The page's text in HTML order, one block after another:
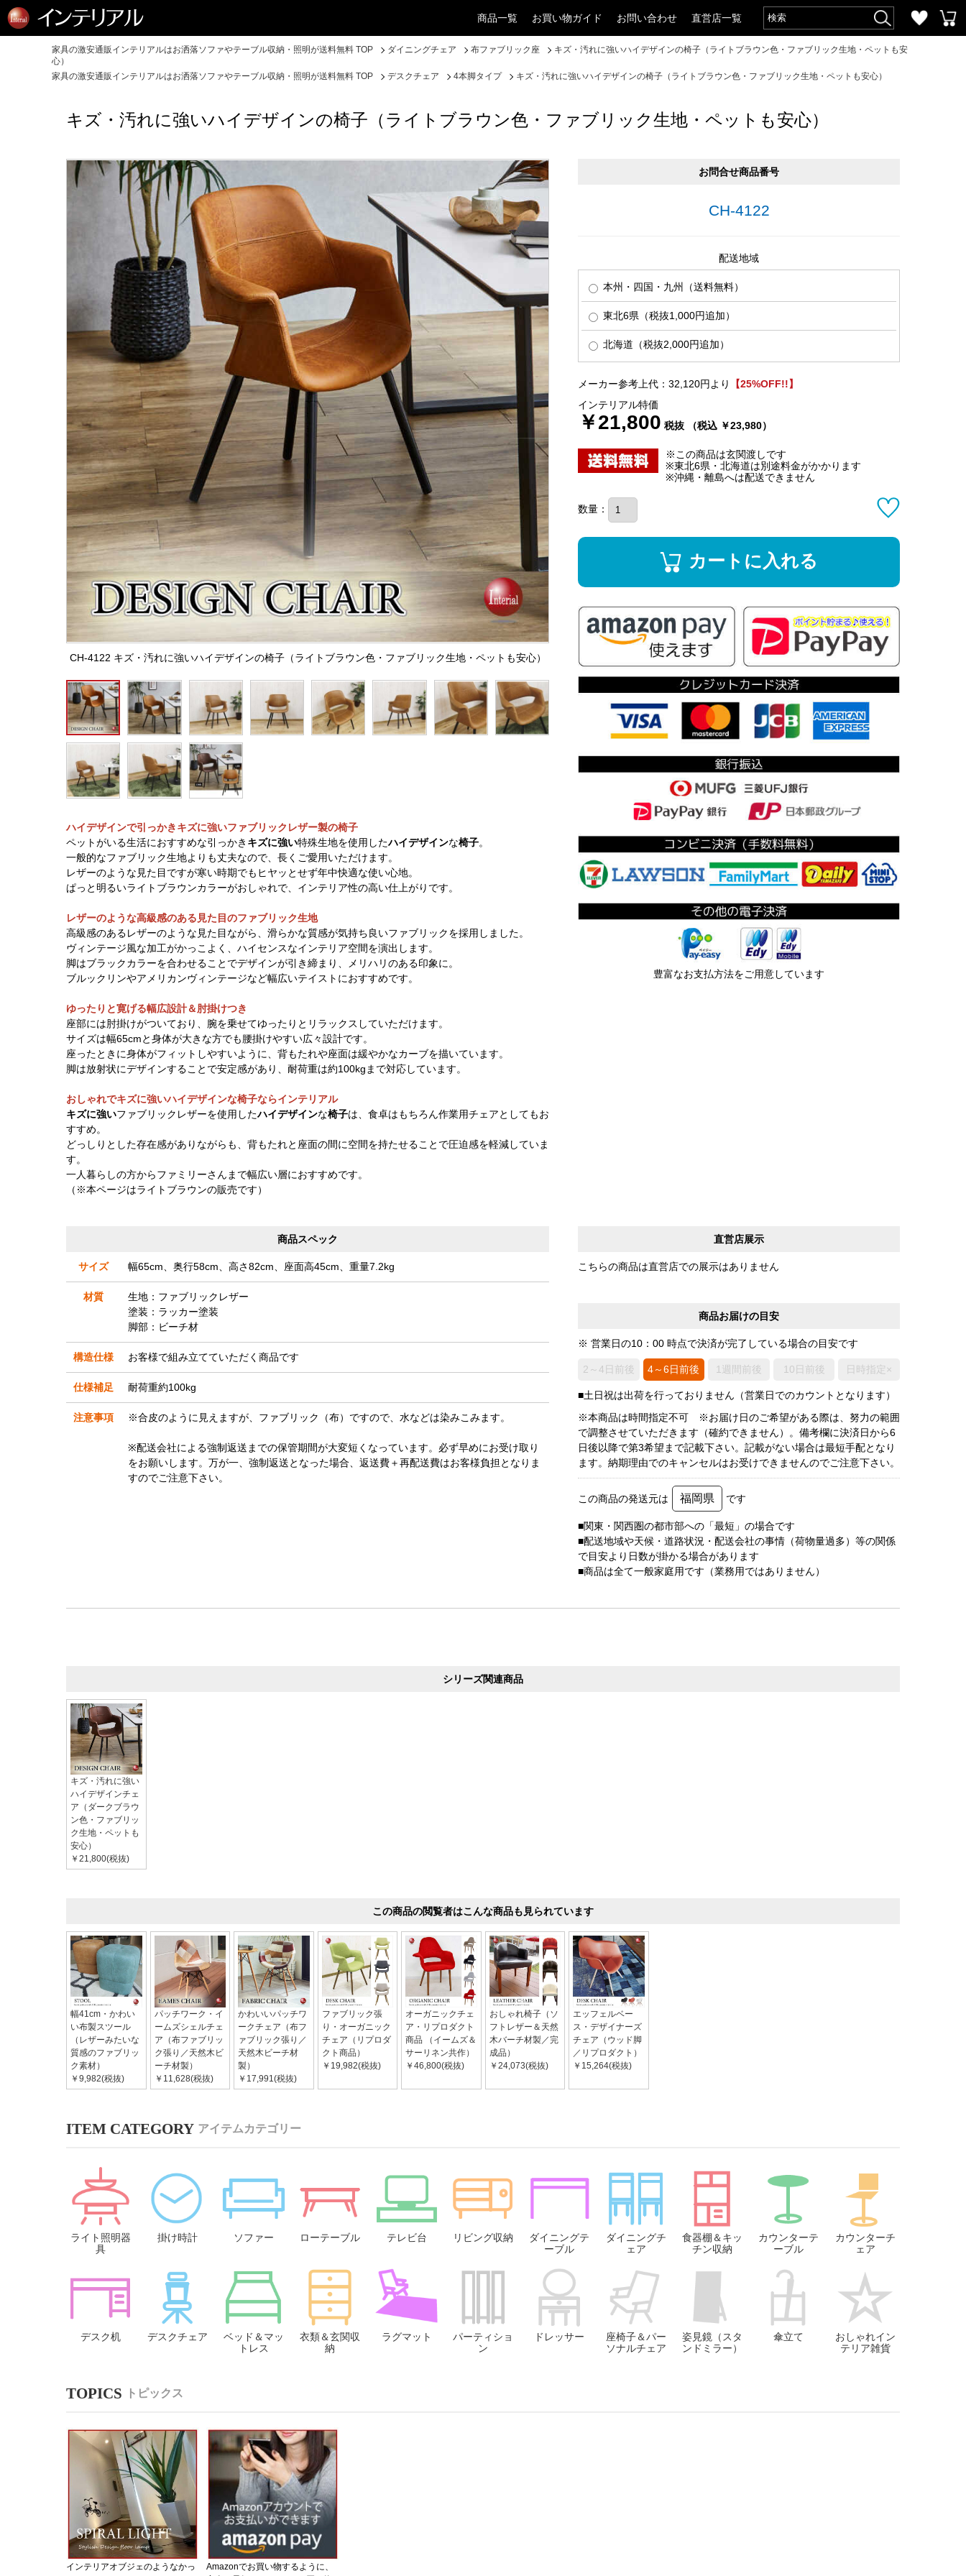
商品一覧 お買い物ガイド お問い合わせ 直営店一覧
家具の激安通販インテリアルはお洒落ソファやテーブル収納・照明が送料無料 TOP ダイニングチェア 布ファブリック座
キズ・汚れに強いハイデザインの椅子（ライトブラウン色・ファブリック生地・ペットも安
心）
家具の激安通販インテリアルはお洒落ソファやテーブル収納・照明が送料無料 TOP
デスクチェア 4本脚タイプ キズ・汚れに強いハイデザインの椅子（ライトブラウン色・ファブリック生地・ペットも安心）
キズ・汚れに強いハイデザインの椅子（ライトブラウン色・ファブリック生地・ペットも安心）
CH-4122 キズ・汚れに強いハイデザインの椅子（ライトブラウン色・ファブリック生地・ペットも安心）
ハイデザインで引っかきキズに強いファブリックレザー製の椅子
ペットがいる生活におすすめな引っかき キズに強い特殊生地を使用したハイデザインな椅子。
一般的なファブリック生地よりも丈夫なので、長くご愛用いただけます。
レザーのような見た目ですが寒い時期でもヒヤッとせず年中快適な使い心地。
ぱっと明るいライトブラウンカラーがおしゃれで、インテリア性の高い仕上がりです。
レザーのような高級感のある見た目のファブリック生地
高級感のあるレザーのような見た目ながら、滑らかな質感が気持ち良いファブリックを採用しました。
ヴィンテージ風な加工がかっこよく、ハイセンスなインテリア空間を演出します。
脚はブラックカラーを合わせることでデザインが引き締まり、メリハリのある印象に。
ブルックリンやアメリカンヴィンテージなど幅広いテイストにおすすめです。
ゆったりと寛げる幅広設計＆肘掛けつき
座部には肘掛けがついており、腕を乗せてゆったりとリラックスしていただけます。
サイズは幅65cmと身体が大きな方でも腰掛けやすい広々設計です。
座ったときに身体がフィットしやすいように、背もたれや座面は緩やかなカーブを描いています。
脚は放射状にデザインすることで安定感があり、耐荷重は約100kgまで対応しています。
おしゃれでキズに強いハイデザインな椅子ならインテリアル
キズに強いファブリックレザーを使用したハイデザインな椅子は、食卓はもちろん作業用チェアとしてもお
すすめ。
どっしりとした存在感がありながらも、背もたれと座面の間に空間を持たせることで圧迫感を軽減していま
す。
一人暮らしの方からファミリーさんまで幅広い層におすすめです。
（※本ページはライトブラウンの販売です）
お問合せ商品番号
CH-4122
配送地域
本州・四国・九州（送料無料）
東北6県（税抜1,000円追加）
北海道（税抜2,000円追加）
メーカー参考上代：32,120円より
【25%OFF!!】
インテリアル特価
￥21,800 税抜 （税込 ￥23,980）
※この商品は玄関渡しです
※東北6県・北海道は別途料金がかかります
※沖縄・離島へは配送できません
数量：
カートに入れる
豊富なお支払方法をご用意しています
直営店展示
こちらの商品は直営店での展示はありません
商品お届けの目安
※ 営業日の10：00 時点で決済が完了している場合の目安です
2～4日前後 4～6日前後 1週間前後 10日前後 日時指定×
■土日祝は出荷を行っておりません（営業日でのカウントとなります）
※本商品は時間指定不可 ※お届け日のご希望がある際は、努力の範囲
で調整させていただきます（確約できません）。備考欄に決済日から6
日後以降で第3希望まで記載下さい。記載がない場合は最短手配となり
ます。納期理由でのキャンセルはお受けできませんのでご注意下さい。
この商品の発送元は 福岡県 です
■関東・関西圏の都市部への「最短」の場合です
■配送地域や天候・道路状況・配送会社の事情（荷物量過多）等の関係
で目安より日数が掛かる場合があります
■商品は全て一般家庭用です（業務用ではありません）
商品スペック
サイズ 幅65cm、奥行58cm、高さ82cm、座面高45cm、重量7.2kg
材質
生地：ファブリックレザー
塗装：ラッカー塗装
脚部：ビーチ材
構造仕様 お客様で組み立てていただく商品です
仕様補足 耐荷重約100kg
注意事項 ※合皮のように見えますが、ファブリック（布）ですので、水などは染みこみます。
※配送会社による強制返送までの保管期間が大変短くなっています。必ず早めにお受け取り
をお願いします。万が一、強制返送となった場合、返送費＋再配送費はお客様負担となりま
すのでご注意下さい。
シリーズ関連商品
キズ・汚れに強い
ハイデザインチェ
ア（ダークブラウ
ン色・ファブリッ
ク生地・ペットも
安心）
￥21,800(税抜)
この商品の閲覧者はこんな商品も見られています
幅41cm・かわい
い布製スツール
（レザーみたいな
質感のファブリッ
ク素材）
￥9,982(税抜)
パッチワーク・イ
ームズシェルチェ
ア（布ファブリッ
ク張り／天然木ビ
ーチ材製）
￥11,628(税抜)
かわいいパッチワ
ークチェア（布フ
ァブリック張り／
天然木ビーチ材
製）
￥17,991(税抜)
ファブリック張
り・オーガニック
チェア（リプロダ
クト商品）
￥19,982(税抜)
オーガニックチェ
ア・リプロダクト
商品 （イームズ＆
サーリネン共作）
￥46,800(税抜)
おしゃれ椅子（ソ
フトレザー＆天然
木バーチ材製／完
成品）
￥24,073(税抜)
エッフェルベー
ス・デザイナーズ
チェア（ウッド脚
／リプロダクト）
￥15,264(税抜)
アイテムカテゴリー
ライト照明器
具
掛け時計 ソファー ローテーブル テレビ台 リビング収納
ダイニングテ
ーブル
ダイニングチ
ェア
食器棚＆キッ
チン収納
カウンターテ
ーブル
カウンターチ
ェア
デスク机 デスクチェア
ベッド＆マッ
トレス
衣類＆玄関収
納
ラグマット
パーティショ
ン
ドレッサー
座椅子＆パー
ソナルチェア
姿見鏡（スタ
ンドミラー）
傘立て
おしゃれイン
テリア雑貨
トピックス
インテリアオブジェのようなかっ
Amazonでお買い物するように、